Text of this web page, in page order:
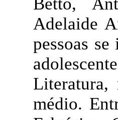
Adelaide
pessoas
Literatura,
médio.